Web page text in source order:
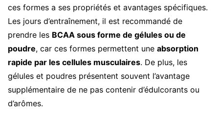
ces formes a ses propriétés et avantages spécifiques.
Les jours d’entraînement, il est recommandé de
prendre les BCAA sous forme de gélules ou de
poudre, car ces formes permettent une absorption
rapide par les cellules musculaires. De plus, les
gélules et poudres présentent souvent l’avantage
supplémentaire de ne pas contenir d’édulcorants ou
d’arômes.